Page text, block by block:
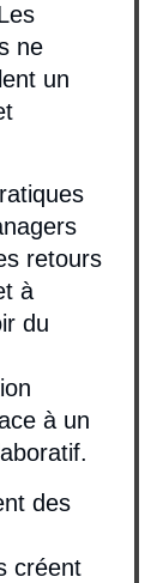
ne
un
retours
à
du
à un
des
créent